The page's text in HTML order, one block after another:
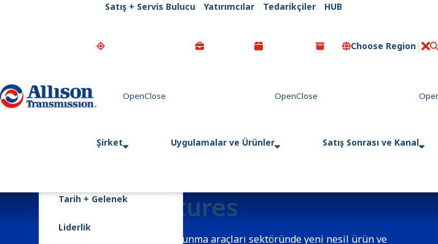
Go Home
Satış + Servis Bulucu Yatırımcılar Tedarikçiler HUB
Choose Region
Şirket
Tarih + Gelenek
Liderlik
Uygulamalar ve Ürünler Satış Sonrası ve Kanal
Allison Ventures
Allison Ventures, ticari ve savunma araçları sektöründe yeni nesil ürün ve